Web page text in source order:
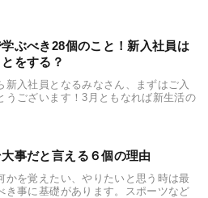
ぶべき28個のこと！新入社員は
をする？
新入社員となるみなさん、まずはご入
うございます！3月ともなれば新生活の
事だと言える６個の理由
かを覚えたい、やりたいと思う時は最
き事に基礎があります。スポーツなど